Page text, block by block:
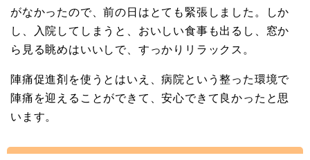
がなかったので、前の日はとても緊張しました。しか
し、入院してしまうと、おいしい食事も出るし、窓か
ら見る眺めはいいしで、すっかりリラックス。
陣痛促進剤を使うとはいえ、病院という整った環境で
陣痛を迎えることができて、安心できて良かったと思
います。